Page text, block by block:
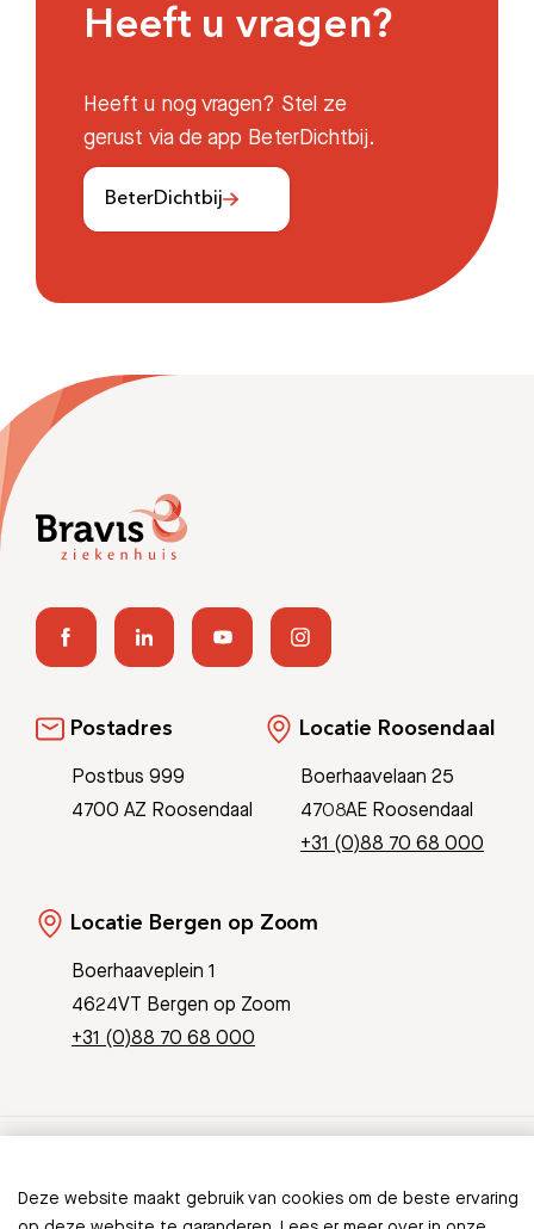
Deze website maakt gebruik van cookies om de beste ervaring
Meest gezocht:
Bezoektijden
Heeft u vragen?
Heeft u nog vragen? Stel ze
gerust via de app BeterDichtbij.
BeterDichtbij
Postadres
Postbus 999
4700 AZ Roosendaal
Locatie Roosendaal
Boerhaavelaan 25
4708AE Roosendaal
+31 (0)88 70 68 000
Locatie Bergen op Zoom
Boerhaaveplein 1
4624VT Bergen op Zoom
+31 (0)88 70 68 000
© Copyright 2026 Bravis
Patient Journey App